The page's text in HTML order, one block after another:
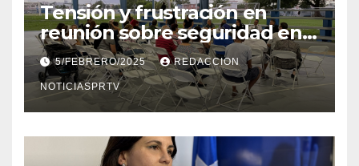
Tensión y frustración en
reunión sobre seguridad en
Reparto Metropolitano
5/FEBRERO/2025 REDACCION
NOTICIASPRTV